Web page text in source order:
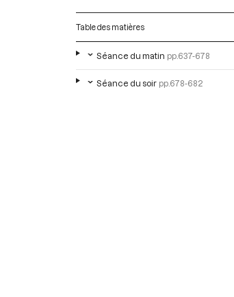
Table des matières
Séance du matin pp.637-678
Séance du soir pp.678-682